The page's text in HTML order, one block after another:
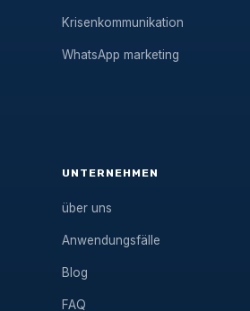
Krisenkommunikation
WhatsApp marketing
UNTERNEHMEN
über uns
Anwendungsfälle
Blog
FAQ